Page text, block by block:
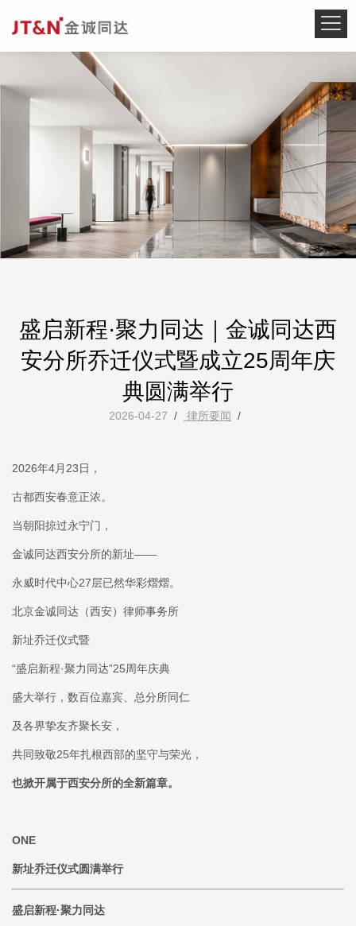
盛启新程·聚力同达｜金诚同达西
安分所乔迁仪式暨成立25周年庆
典圆满举行
2026-04-27 / 律所要闻 /
2026年4月23日，
古都西安春意正浓。
当朝阳掠过永宁门，
金诚同达西安分所的新址——
永威时代中心27层已然华彩熠熠。
北京金诚同达（西安）律师事务所
新址乔迁仪式暨
“盛启新程·聚力同达”25周年庆典
盛大举行，数百位嘉宾、总分所同仁
及各界挚友齐聚长安，
共同致敬25年扎根西部的坚守与荣光，
也掀开属于西安分所的全新篇章。
ONE
新址乔迁仪式圆满举行
盛启新程·聚力同达